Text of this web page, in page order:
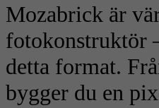
Mozabrick är
fotokonstruktör
detta format.
bygger du en